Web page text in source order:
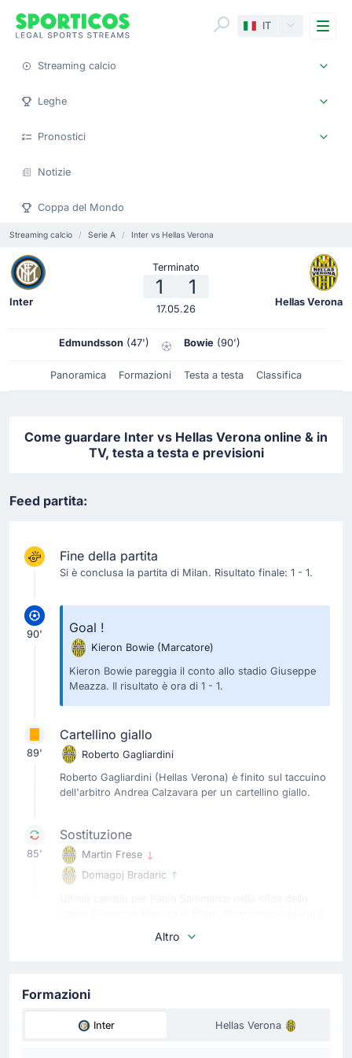
IT
Streaming calcio
Leghe
Pronostici
Notizie
Coppa del Mondo
Streaming calcio Serie A Inter vs Hellas Verona
Inter
Terminato
1 1
17.05.26
Hellas Verona
Edmundsson (47') Bowie (90')
Panoramica Formazioni Testa a testa Classifica
Come guardare Inter vs Hellas Verona online & in
TV, testa a testa e previsioni
Feed partita:
Fine della partita
Si è conclusa la partita di Milan. Risultato finale: 1 - 1.
90' Goal !
Kieron Bowie (Marcatore)
Kieron Bowie pareggia il conto allo stadio Giuseppe
Meazza. Il risultato è ora di 1 - 1.
89'
Cartellino giallo
Roberto Gagliardini
Roberto Gagliardini (Hellas Verona) è finito sul taccuino
dell'arbitro Andrea Calzavara per un cartellino giallo.
85'
Sostituzione
Martin Frese
Domagoj Bradaric
84'
Sandi Lovric
Cambio Hellas Verona! Il tecnico Paolo Sammarco fa il
Altro
Formazioni
Inter Hellas Verona